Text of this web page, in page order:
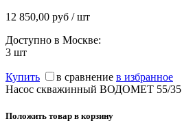
12 850,00 руб / шт
Доступно в Москве:
3 шт
Купить в сравнение в избранное
Насос скважинный ВОДОМЕТ 55/35
Положить товар в корзину